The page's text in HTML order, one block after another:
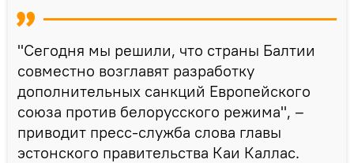
"Сегодня мы решили, что страны Балтии
совместно возглавят разработку
дополнительных санкций Европейского
cоюза против белорусского режима", –
приводит пресс-служба слова главы
эстонского правительства Каи Каллас.